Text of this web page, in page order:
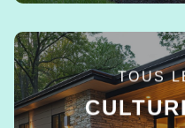
TOUS